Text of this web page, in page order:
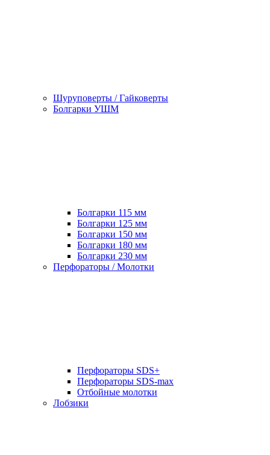
Шуруповерты / Гайковерты
Болгарки УШМ
Болгарки 115 мм
Болгарки 125 мм
Болгарки 150 мм
Болгарки 180 мм
Болгарки 230 мм
Перфораторы / Молотки
Перфораторы SDS+
Перфораторы SDS-max
Отбойные молотки
Лобзики